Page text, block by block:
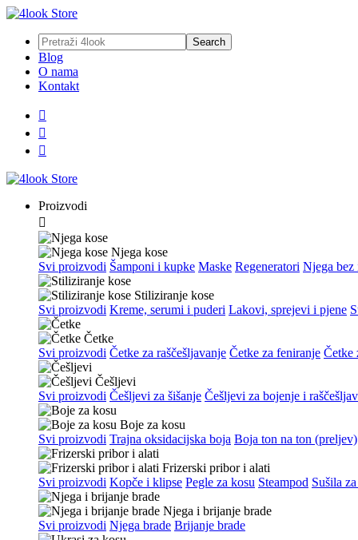
Blog
O nama
Kontakt



Proizvodi

Njega kose
Svi proizvodi Šamponi i kupke Maske Regeneratori Njega bez
Stiliziranje kose
Svi proizvodi Kreme, serumi i puderi Lakovi, sprejevi i pjene
Četke
Svi proizvodi Četke za raščešljavanje Četke za feniranje Četke
Češljevi
Svi proizvodi Češljevi za šišanje Češljevi za bojenje i
Boje za kosu
Svi proizvodi Trajna oksidacijska boja Boja ton na ton (preljev)
Frizerski pribor i alati
Svi proizvodi Kopče i klipse Pegle za kosu Steampod Sušila
Njega i brijanje brade
Svi proizvodi Njega brade Brijanje brade